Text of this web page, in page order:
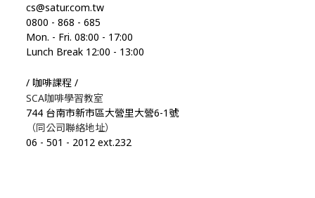
cs@satur.com.tw
0800 - 868 - 685
Mon. - Fri. 08:00 - 17:00
Lunch Break 12:00 - 13:00
/ 咖啡課程 /
SCA咖啡學習教室
744 台南市新市區大營里大營6-1號
（同公司聯絡地址）
06 - 501 - 2012 ext.232